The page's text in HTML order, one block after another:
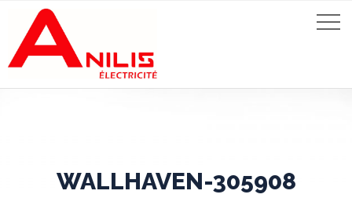
WALLHAVEN-305908